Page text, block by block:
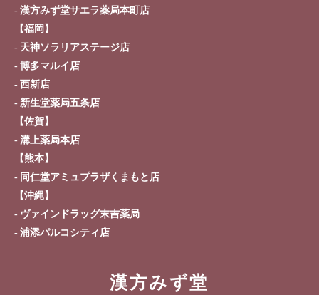
漢方みず堂サエラ薬局本町店
【福岡】
天神ソラリアステージ店
博多マルイ店
西新店
新生堂薬局五条店
【佐賀】
溝上薬局本店
【熊本】
同仁堂アミュプラザくまもと店
【沖縄】
ヴァインドラッグ末吉薬局
浦添パルコシティ店
漢方みず堂